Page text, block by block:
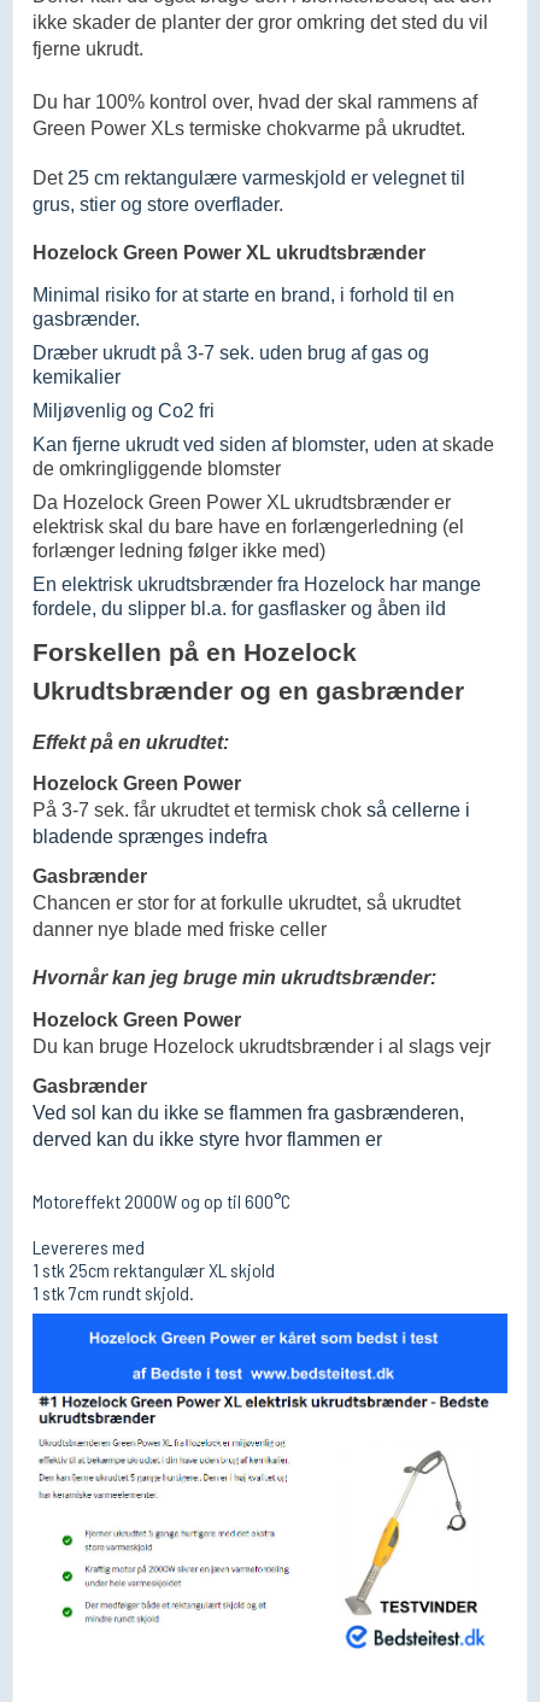
ikke skader de planter der gror omkring det sted du vil
fjerne ukrudt.
Du har 100% kontrol over, hvad der skal rammens af
Green Power XLs termiske chokvarme på ukrudtet.
Det25 cm rektangulære varmeskjold er velegnet til
grus, stier og store overflader.
Hozelock Green Power XL ukrudtsbrænder
Minimal risiko for at starte en brand, i forhold til en
gasbrænder.
Dræber ukrudt på 3-7 sek. uden brug af gas og
kemikalier
Miljøvenlig og Co2 fri
Kan fjerne ukrudt ved siden af blomster, uden atskade
de omkringliggende blomster
Da Hozelock Green Power XL ukrudtsbrænder er
elektrisk skal du bare have en forlængerledning (el
forlænger ledning følger ikke med)
En elektrisk ukrudtsbrænder fra Hozelock har mange
fordele, du slipper bl.a. for gasflasker og åben ild
Forskellen på en Hozelock
Ukrudtsbrænder og en gasbrænder
Effekt på en ukrudtet:
Hozelock Green Power
På 3-7 sek. får ukrudtet et termisk chok så cellerne i
bladende sprænges indefra
Gasbrænder
Chancen er stor for at forkulle ukrudtet, så ukrudtet
danner nye blade med friske celler
Hvornår kan jeg bruge min ukrudtsbrænder:
Hozelock Green Power
Du kan bruge Hozelock ukrudtsbrænder i al slags vejr
Gasbrænder
Ved sol kan du ikke se flammen fra gasbrænderen,
derved kan du ikke styre hvor flammen er
Motoreffekt 2000W og op til 600°C
Levereres med
1 stk 25cm rektangulær XL skjold
1 stk 7cm rundt skjold.